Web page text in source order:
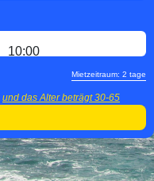
und das Alter beträgt30-65
Mietzeitraum: 2 tage